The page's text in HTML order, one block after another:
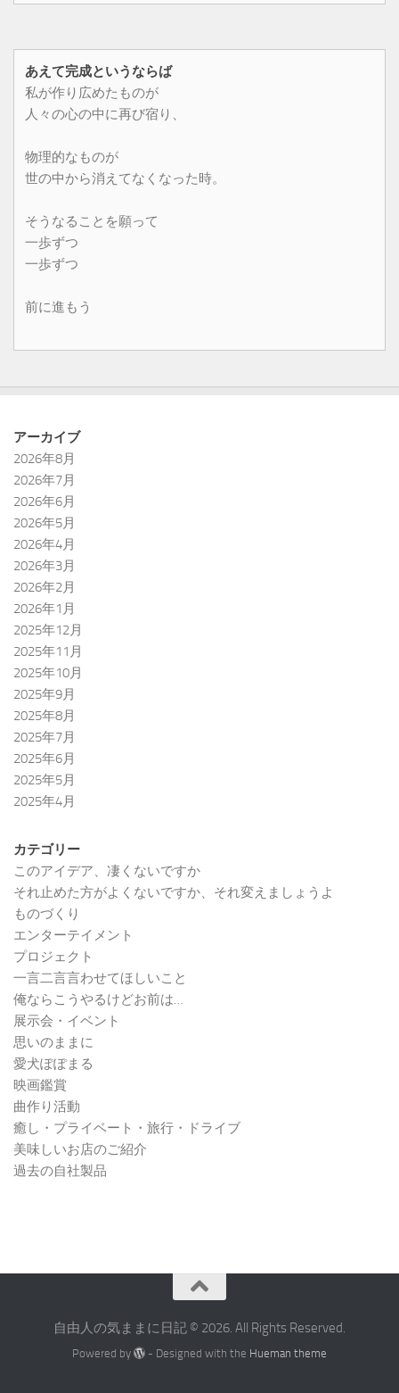
あえて完成というならば
私が作り広めたものが
人々の心の中に再び宿り、
物理的なものが
世の中から消えてなくなった時。
そうなることを願って
一歩ずつ
一歩ずつ
前に進もう
アーカイブ
2026年8月
2026年7月
2026年6月
2026年5月
2026年4月
2026年3月
2026年2月
2026年1月
2025年12月
2025年11月
2025年10月
2025年9月
2025年8月
2025年7月
2025年6月
2025年5月
2025年4月
カテゴリー
このアイデア、凄くないですか
それ止めた方がよくないですか、それ変えましょうよ
ものづくり
エンターテイメント
プロジェクト
一言二言言わせてほしいこと
俺ならこうやるけどお前は…
展示会・イベント
思いのままに
愛犬ぽぽまる
映画鑑賞
曲作り活動
癒し・プライベート・旅行・ドライブ
美味しいお店のご紹介
過去の自社製品
自由人の気ままに日記 © 2026. All Rights Reserved.
Powered by - Designed with the Hueman theme